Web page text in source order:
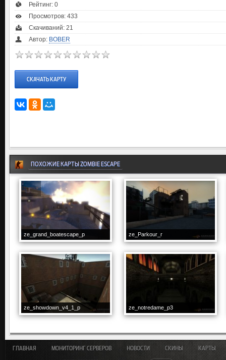
Рейтинг: 0
Просмотров: 433
Скачиваний: 21
Автор: BOBER
СКАЧАТЬ КАРТУ
ПОХОЖИЕ КАРТЫ ZOMBIE ESCAPE
ze_grand_boatescape_p ze_Parkour_r
ze_showdown_v4_1_p ze_notredame_p3
ГЛАВНАЯ МОНИТОРИНГ СЕРВЕРОВ НОВОСТИ СКИНЫ КАРТЫ